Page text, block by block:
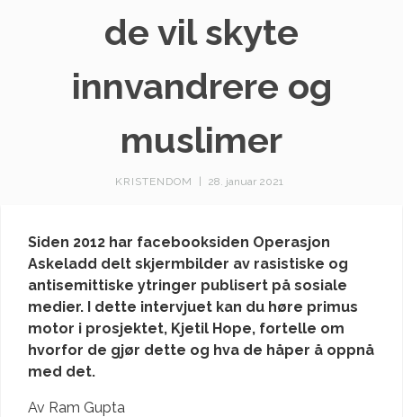
de vil skyte
innvandrere og
muslimer
KRISTENDOM | 28. januar 2021
Siden 2012 har facebooksiden Operasjon
Askeladd delt skjermbilder av rasistiske og
antisemittiske ytringer publisert på sosiale
medier. I dette intervjuet kan du høre primus
motor i prosjektet, Kjetil Hope, fortelle om
hvorfor de gjør dette og hva de håper å oppnå
med det.
Av Ram Gupta